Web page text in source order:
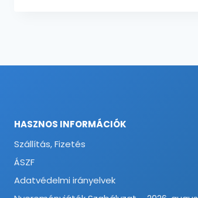
HASZNOS INFORMÁCIÓK
Szállítás, Fizetés
ÁSZF
Adatvédelmi irányelvek